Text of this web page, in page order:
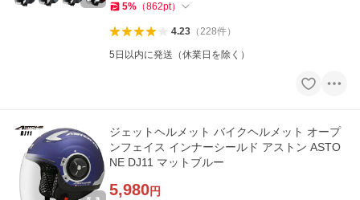
5% （862pt）
4.23（228件）
5日以内に発送（休業日を除く）
ジェットヘルメット バイクヘルメット オープ
ンフェイス インナーシールド アストン ASTO
NE DJ11 マットブルー
5,980円